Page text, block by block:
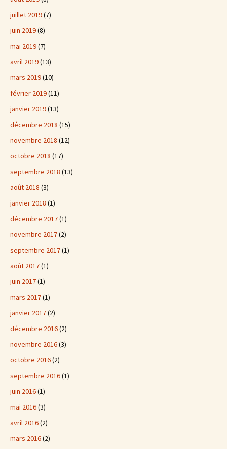
juillet 2019(7)
juin 2019(8)
mai 2019(7)
avril 2019(13)
mars 2019(10)
février 2019(11)
janvier 2019(13)
décembre 2018 (15)
novembre 2018 (12)
octobre 2018 (17)
septembre 2018 (13)
août 2018 (3)
janvier 2018 (1)
décembre 2017(1)
novembre 2017(2)
septembre 2017(1)
août 2017(1)
juin 2017(1)
mars 2017(1)
janvier 2017(2)
décembre 2016(2)
novembre 2016(3)
octobre 2016(2)
septembre 2016(1)
juin 2016(1)
mai 2016(3)
avril 2016(2)
mars 2016(2)